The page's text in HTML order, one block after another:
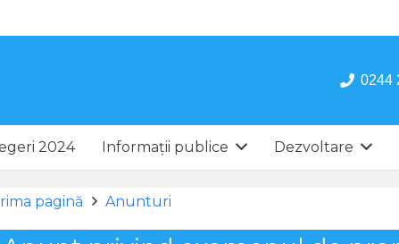
0244
2024 Informații publice Dezvoltare
pagină Anunturi